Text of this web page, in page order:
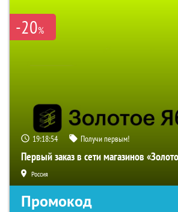
-20%
19:18:53 Получи первым!
Первый заказ в сети магазинов
Россия
Промокод